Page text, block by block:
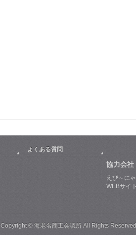
よくある質問
協力会社
えび～に
WEBサイ
Copyright © 海老名商工会議所 All Rights